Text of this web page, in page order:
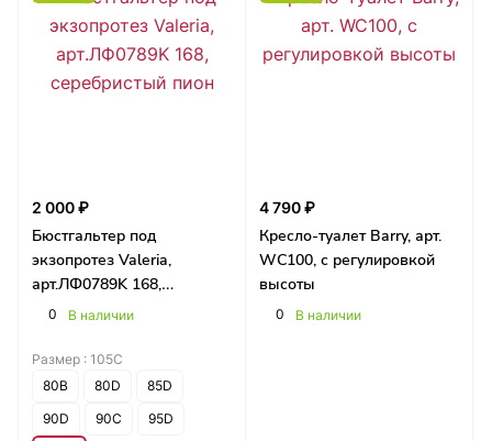
2 000 ₽
Бюстгальтер под
экзопротез Valeria,
арт.ЛФ0789K 168,
серебристый пион
0 В наличии
Размер : 105C
80B
80D
85D
90D
90C
95D
4 790 ₽
Кресло-туалет Barry, арт.
WC100, с регулировкой
высоты
0 В наличии